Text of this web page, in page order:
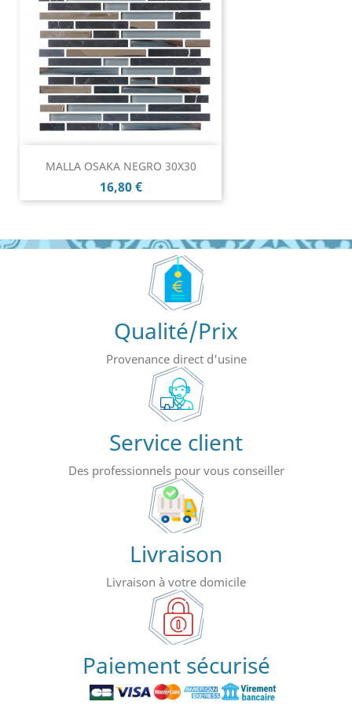
MALLA OSAKA NEGRO 30X30
Prix
16,80 €
Qualité/Prix
Provenance direct d'usine
Service client
Des professionnels pour vous conseiller
Livraison
Livraison à votre domicile
Paiement sécurisé